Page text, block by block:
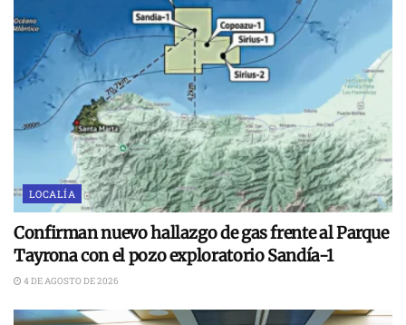
LOCALÍA
Confirman nuevo hallazgo de gas frente al Parque
Tayrona con el pozo exploratorio Sandía-1
4 DE AGOSTO DE 2026